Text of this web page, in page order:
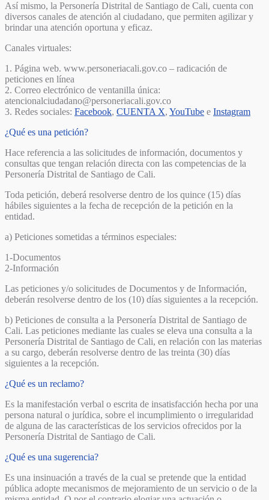
Así mismo, la Personería Distrital de Santiago de Cali, cuenta con
diversos canales de atención al ciudadano, que permiten agilizar y
brindar una atención oportuna y eficaz.
Canales virtuales:
1. Página web. www.personeriacali.gov.co – radicación de
peticiones en línea
2. Correo electrónico de ventanilla única:
atencionalciudadano@personeriacali.gov.co
3. Redes sociales: Facebook, CUENTA X, YouTube e Instagram
¿Qué es una petición?
Hace referencia a las solicitudes de información, documentos y
consultas que tengan relación directa con las competencias de la
Personería Distrital de Santiago de Cali.
Toda petición, deberá resolverse dentro de los quince (15) días
hábiles siguientes a la fecha de recepción de la petición en la
entidad.
a) Peticiones sometidas a términos especiales:
1-Documentos
2-Información
Las peticiones y/o solicitudes de Documentos y de Información,
deberán resolverse dentro de los (10) días siguientes a la recepción.
b) Peticiones de consulta a la Personería Distrital de Santiago de
Cali. Las peticiones mediante las cuales se eleva una consulta a la
Personería Distrital de Santiago de Cali, en relación con las materias
a su cargo, deberán resolverse dentro de las treinta (30) días
siguientes a la recepción.
¿Qué es un reclamo?
Es la manifestación verbal o escrita de insatisfacción hecha por una
persona natural o jurídica, sobre el incumplimiento o irregularidad
de alguna de las características de los servicios ofrecidos por la
Personería Distrital de Santiago de Cali.
¿Qué es una sugerencia?
Es una insinuación a través de la cual se pretende que la entidad
pública adopte mecanismos de mejoramiento de un servicio o de la